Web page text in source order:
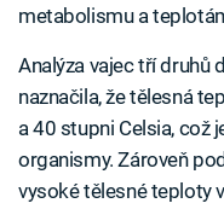
metabolismu a
Analýza vajec tří druhů
naznačila, že tělesná
a 40 stupni Celsia, což
organismy. Zároveň
vysoké tělesné teploty